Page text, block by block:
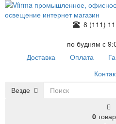
8 (111)
по будням с
Доставка
Оплата
Везде
0